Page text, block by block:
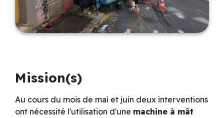
Mission(s)
Au cours du mois de mai et juin deux interventions
ont nécessité l'utilisation d'une machine à mât